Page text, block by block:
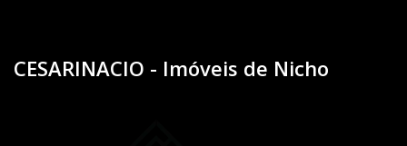
CESARINACIO - Imóveis de Nicho